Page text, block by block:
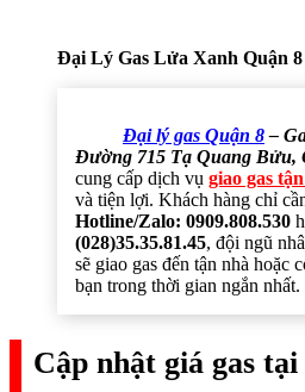
Đại Lý Gas Lửa Xanh Quận 8
Đại lý gas Quận 8–
Đường 715 Tạ Quang Bửu,
cung cấp dịch vụ giao gas
và tiện lợi. Khách hàng chỉ
Hotline/Zalo: 0909.808.530
(028)35.35.81.45, đội ngũ
sẽ giao gas đến tận nhà hoặc
bạn trong thời gian ngắn nhất.
Cập nhật giá gas